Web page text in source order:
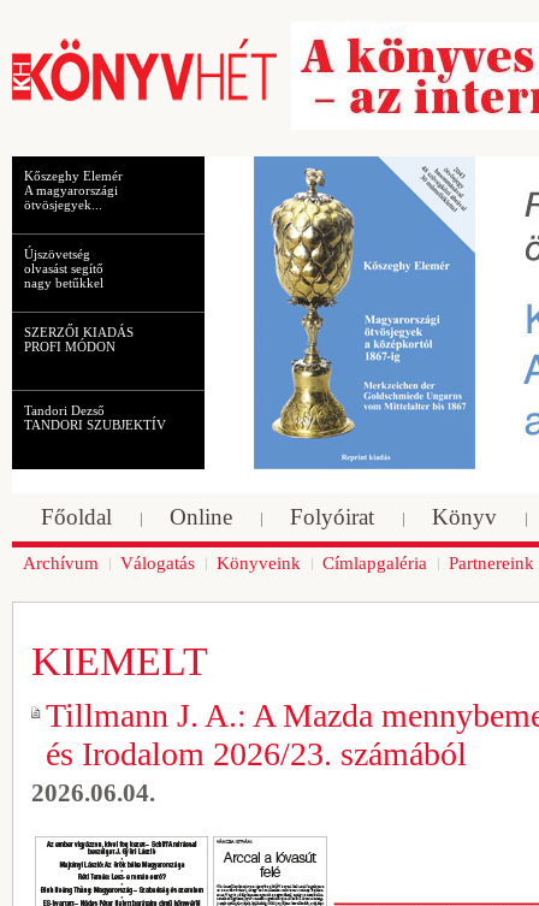
Kőszeghy Elemér
A magyarországi
ötvösjegyek...
Újszövetség
olvasást segítő
nagy betűkkel
SZERZŐI KIADÁS
PROFI MÓDON
Tandori Dezső
TANDORI SZUBJEKTÍV
Főoldal Online Folyóirat Könyv
Archívum Válogatás Könyveink Címlapgaléria Partnereink
KIEMELT
Tillmann J. A.: A Mazda
és Irodalom 2026/23. számából
2026.06.04.